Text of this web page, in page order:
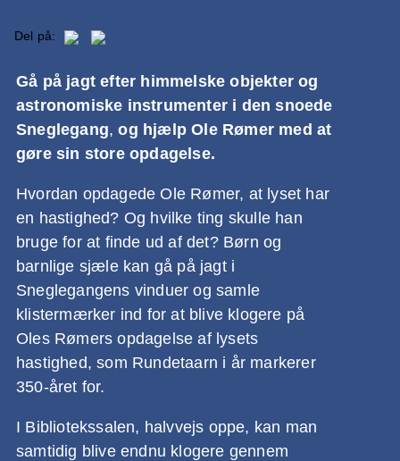
Del på:
Gå på jagt efter himmelske objekter og
astronomiske instrumenter i den snoede
Sneglegang,og hjælp Ole Rømer med at
gøre sin store opdagelse.
Hvordan opdagede Ole Rømer, at lyset har
en hastighed? Og hvilke ting skulle han
bruge for at finde ud af det? Børn og
barnlige sjæle kan gå på jagt i
Sneglegangens vinduer og samle
klistermærker ind for at blive klogere på
Oles Rømers opdagelse af lysets
hastighed, som Rundetaarn i år markerer
350-året for.
I Bibliotekssalen, halvvejs oppe, kan man
samtidig blive endnu klogere gennem